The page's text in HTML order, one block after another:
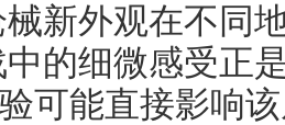
新外观在不同
的细微感受正
可能直接影响